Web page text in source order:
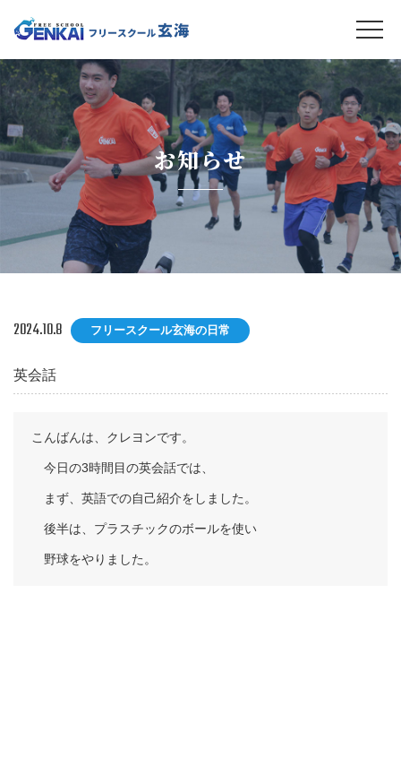
お知らせ
2024.10.8 フリースクール玄海の日常
英会話
こんばんは、クレヨンです。
今日の3時間目の英会話では、
まず、英語での自己紹介をしました。
後半は、プラスチックのボールを使い
野球をやりました。